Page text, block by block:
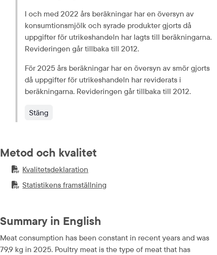
I och med 2022 års beräkningar har en översyn av
konsumtionsmjölk och syrade produkter gjorts då
uppgifter för utrikeshandeln har lagts till beräkningarna.
Revideringen går tillbaka till 2012.
För 2025 års beräkningar har en översyn av smör gjorts
då uppgifter för utrikeshandeln har reviderats i
beräkningarna. Revideringen går tillbaka till 2012.
Stäng
Metod och kvalitet
PDF-fil.
Kvalitetsdeklaration
pdf, 319.2 kB.
PDF-fil.
Statistikens framställning
pdf, 260 kB.
Summary in English
Meat consumption has been constant in recent years and was
79,9 kg in 2025. Poultry meat is the type of meat that has